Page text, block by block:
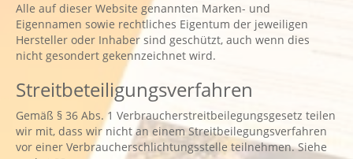
Alle auf dieser Website genannten Marken- und
Eigennamen sowie rechtliches Eigentum der jeweiligen
Hersteller oder Inhaber sind geschützt, auch wenn dies
nicht gesondert gekennzeichnet wird.
Streitbeteiligungsverfahren
Gemäß § 36 Abs. 1 Verbraucherstreitbeilegungsgesetz teilen
wir mit, dass wir nicht an einem Streitbeilegungsverfahren
vor einer Verbraucherschlichtungsstelle teilnehmen. Siehe